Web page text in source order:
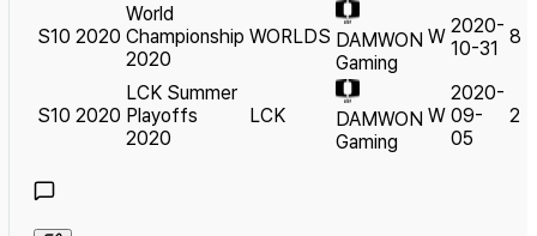
S10 2020
World
Championship
2020
WORLDS DAMWON
Gaming
W 2020-
10-31
8
S10 2020
LCK Summer
Playoffs
2020
LCK
DAMWON
Gaming
W
2020-
09-
05
2